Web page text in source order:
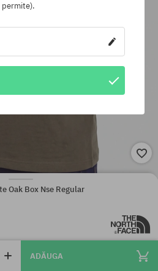
Oak Box Nse Regular
ADĂUGA
permite).